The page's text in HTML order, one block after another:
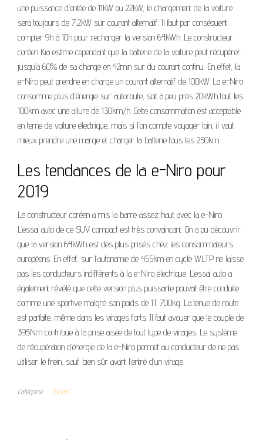
une puissance d’entée de 11kW ou 22kW, le chargement de la voiture
sera toujours de 7,2kW sur courant alternatif. Il faut par conséquent
compter 9h à 10h pour recharger la version 64kWh. Le constructeur
coréen Kia estime cependant que la batterie de la voiture peut récupérer
jusqu’à 60% de sa charge en 42min sur du courant continu. En effet, la
e-Niro peut prendre en charge un courant alternatif de 100kW. La e-Niro
consomme plus d’énergie sur autoroute, soit à peu près 20kWh tout les
100km avec une allure de 130km/h. Cette consommation est acceptable
en terne de voiture électrique, mais si l’on compte voyager loin, il vaut
mieux prendre une marge et charger la batterie tous les 250km.
Les tendances de la e-Niro pour
2019
Le constructeur coréen a mis la barre assez haut avec la e-Niro.
L’essai auto de ce SUV compact est très convaincant. On a pu découvrir
que la version 64kWh est des plus prisés chez les consommateurs
européens. En effet, sur l’autonomie de 455km en cycle WLTP ne laisse
pas les conducteurs indifférents à la e-Niro électrique. L’essai auto a
également révélé que cette version plus puissante pouvait être conduite
comme une sportive malgré son poids de 1T 700kg. La tenue de route
est parfaite, même dans les virages forts. Il faut avouer que le couple de
395Nm contribue à la prise aisée de tout type de virages. Le système
de récupération d’énergie de la e-Niro permet au conducteur de ne pas
utiliser le frein, sauf bien sûr avant l’entré d’un virage.
Catégorie Essais